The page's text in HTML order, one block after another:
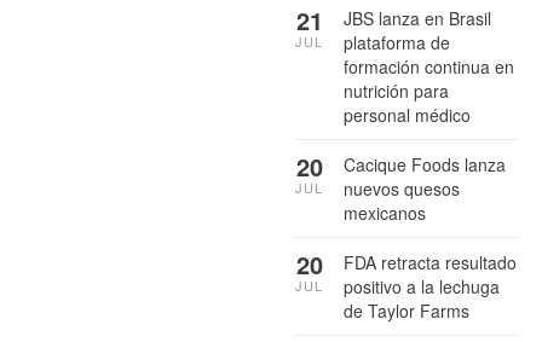
JBS lanza en Brasil
plataforma de
formación continua en
nutrición para
personal médico
21
JUL
Cacique Foods lanza
nuevos quesos
mexicanos
20
JUL
FDA retracta resultado
positivo a la lechuga
de Taylor Farms
20
JUL